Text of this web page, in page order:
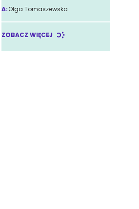
A:Olga Tomaszewska
ZOBACZ WIĘCEJ